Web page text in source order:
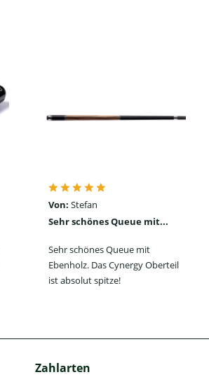
Von: Stefan
Sehr schönes Queue mit...
Sehr schönes Queue mit
Ebenholz. Das Cynergy Oberteil
ist absolut spitze!
Zahlarten